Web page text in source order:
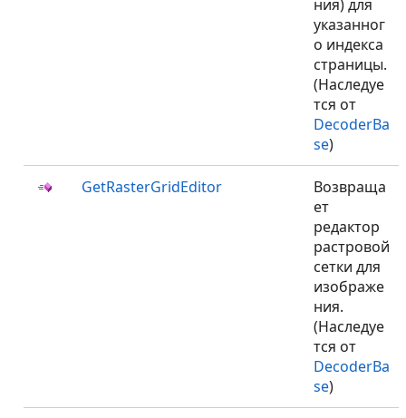
ния) для
указанног
о индекса
страницы.
(Наследуе
тся от
DecoderBa
se)
GetRasterGridEditor
Возвраща
ет
редактор
растровой
сетки для
изображе
ния.
(Наследуе
тся от
DecoderBa
se)